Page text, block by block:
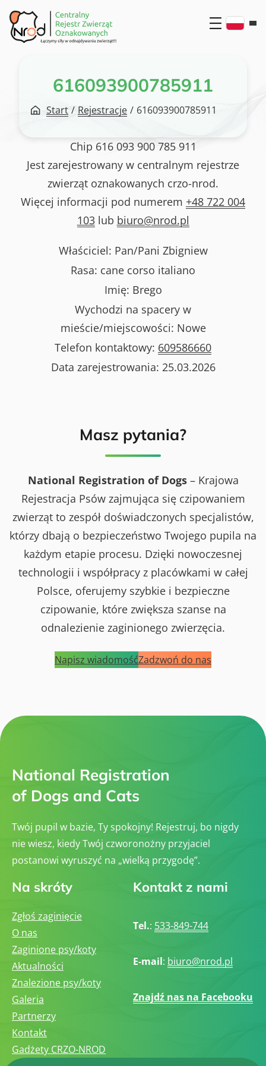
Przejdź
do
treści
616093900785911
Start / Rejestracje / 616093900785911
Chip 616 093 900 785 911
Jest zarejestrowany w centralnym rejestrze
zwierząt oznakowanych crzo-nrod.
Więcej informacji pod numerem +48 722 004
103lub biuro@nrod.pl
Właściciel: Pan/Pani Zbigniew
Rasa: cane corso italiano
Imię: Brego
Wychodzi na spacery w
mieście/miejscowości: Nowe
Telefon kontaktowy: 609586660
Data zarejestrowania: 25.03.2026
Masz pytania?
National Registration of Dogs– Krajowa
Rejestracja Psów zajmująca się czipowaniem
zwierząt to zespół doświadczonych specjalistów,
którzy dbają o bezpieczeństwo Twojego pupila na
każdym etapie procesu. Dzięki nowoczesnej
technologii i współpracy z placówkami w całej
Polsce, oferujemy szybkie i bezpieczne
czipowanie, które zwiększa szanse na
odnalezienie zaginionego zwierzęcia.
Napisz wiadomośćZadzwoń do nas
National Registration
of Dogs and Cats
Twój pupil w bazie, Ty spokojny! Rejestruj, bo nigdy
nie wiesz, kiedy Twój czworonożny przyjaciel
postanowi wyruszyć na „wielką przygodę”.
Na skróty
Zgłoś zaginięcie
O nas
Zaginione psy/koty
Aktualności
Znalezione psy/koty
Galeria
Partnerzy
Kontakt
Gadżety CRZO-NROD
Kontakt z nami
Tel.: 533-849-744
E-mail: biuro@nrod.pl
Znajdź nas na Facebooku